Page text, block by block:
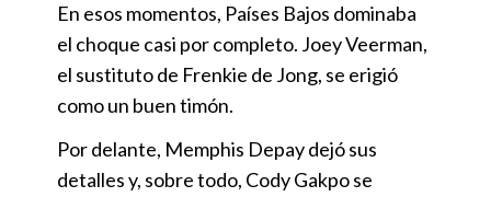
En esos momentos, Países Bajos dominaba
el choque casi por completo. Joey Veerman,
el sustituto de Frenkie de Jong, se erigió
como un buen timón.
Por delante, Memphis Depay dejó sus
detalles y, sobre todo, Cody Gakpo se